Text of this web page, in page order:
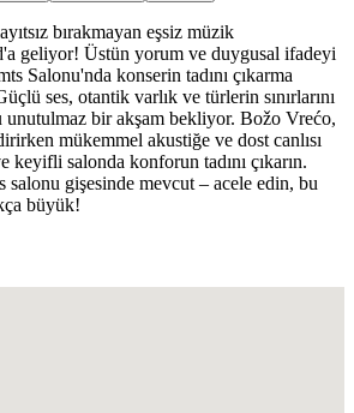
bırakmayan eşsiz müzik
geliyor! Üstün yorum ve duygusal ifadeyi
Salonu'nda konserin tadını çıkarma
ses, otantik varlık ve türlerin sınırlarını
unutulmaz bir akşam bekliyor. Božo Vrećo,
mükemmel akustiğe ve dost canlısı
keyifli salonda konforun tadını çıkarın.
salonu gişesinde mevcut – acele edin, bu
büyük!